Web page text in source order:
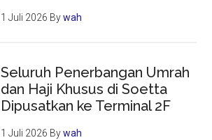
1 Juli 2026 Bywah
Seluruh Penerbangan Umrah
dan Haji Khusus di Soetta
Dipusatkan ke Terminal 2F
1 Juli 2026 Bywah